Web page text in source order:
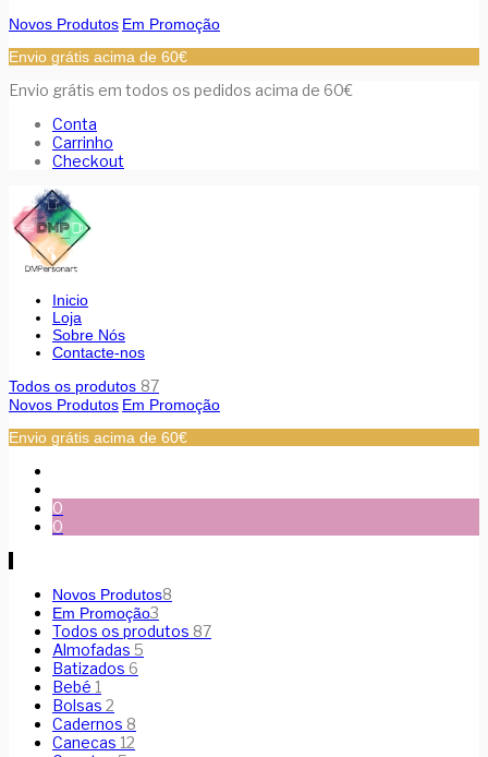
Novos Produtos Em Promoção
Envio grátis acima de 60€
Envio grátis em todos os pedidos acima de 60€
Conta
Carrinho
Checkout
Inicio
Loja
Sobre Nós
Contacte-nos
Todos os produtos 87
Novos Produtos Em Promoção
Envio grátis acima de 60€
0
0
Novos Produtos8
Em Promoção3
Todos os produtos 87
Almofadas 5
Batizados 6
Bebé 1
Bolsas 2
Cadernos 8
Canecas 12